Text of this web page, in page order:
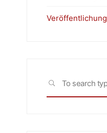
Veröffentlichung
SEARCH